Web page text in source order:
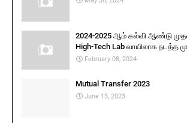
2024-2025 ஆம் கல்வி ஆண்டு
High-Tech Lab வாயிலாக நடத்த
February 08, 2024
Mutual Transfer 2023
June 13, 2023